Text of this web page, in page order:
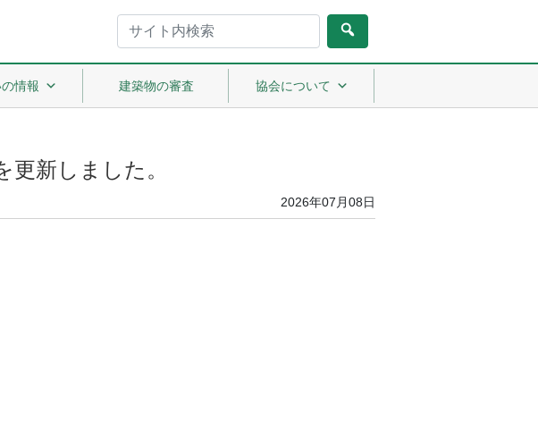
情報 建築物の審査 協会について
更新しました。
2026年07月08日